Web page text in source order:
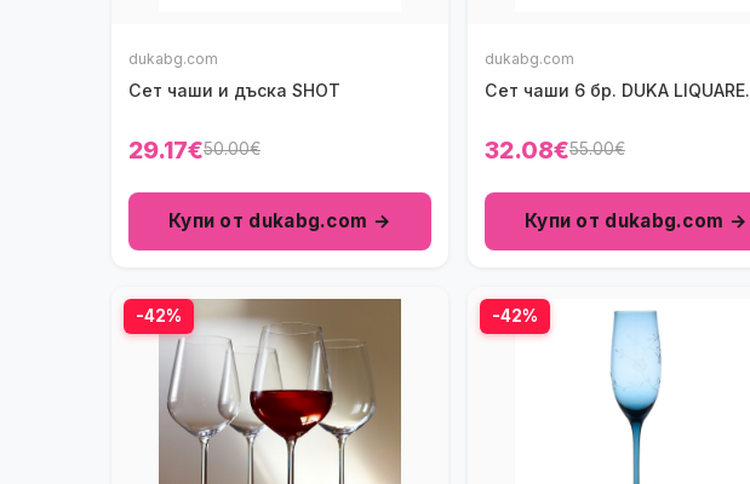
dukabg.com
Сет чаши и дъска SHOT
29.17€50.00€
Купи от dukabg.com →
dukabg.com
Сет чаши 6 бр. DUKA LIQUARE.
32.08€55.00€
Купи от dukabg.com →
-42% -42%